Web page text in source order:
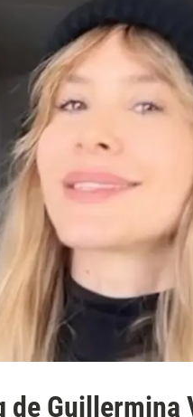
de Guillermina